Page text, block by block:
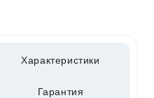
Характеристики
Гарантия